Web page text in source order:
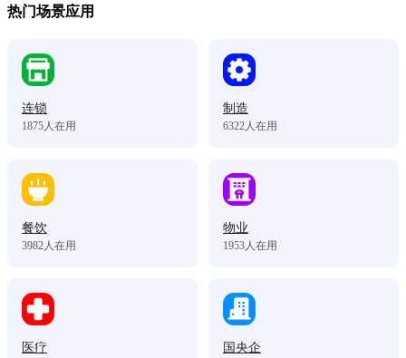
热门场景应用
连锁
1875人在用
制造
6322人在用
餐饮
3982人在用
物业
1953人在用
医疗 国央企